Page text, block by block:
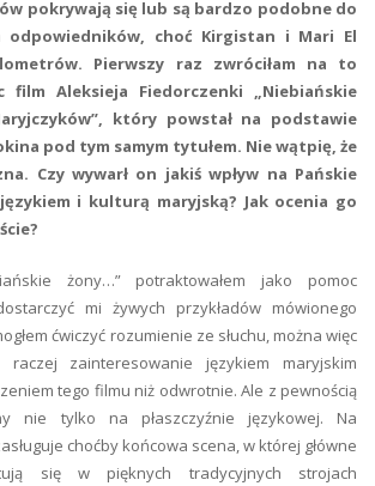
pokrywają się lub są bardzo podobne do
odpowiedników, choć Kirgistan i Mari El
Pierwszy raz zwróciłam na to
film Aleksieja Fiedorczenki „Niebiańskie
który powstał na podstawie
pod tym samym tytułem. Nie wątpię, że
Czy wywarł on jakiś wpływ na Pańskie
i kulturą maryjską? Jak ocenia go
żony…” potraktowałem jako pomoc
mi żywych przykładów mówionego
ćwiczyć rozumienie ze słuchu, można więc
zainteresowanie językiem maryjskim
tego filmu niż odwrotnie. Ale z pewnością
nie tylko na płaszczyźnie językowej. Na
choćby końcowa scena, w której główne
się w pięknych tradycyjnych strojach